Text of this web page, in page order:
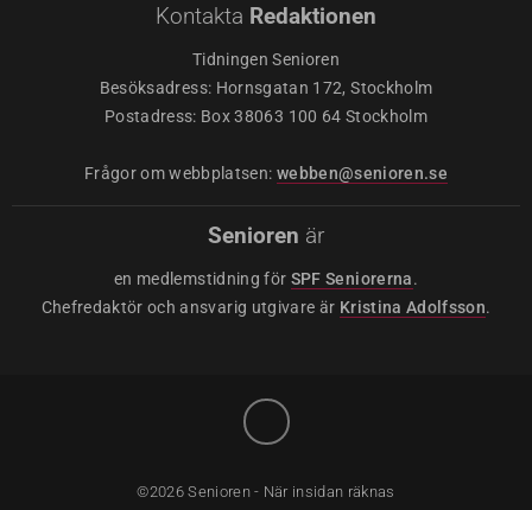
Kontakta Redaktionen
Tidningen Senioren
Besöksadress: Hornsgatan 172, Stockholm
Postadress: Box 38063 100 64 Stockholm
Frågor om webbplatsen: webben@senioren.se
Senioren är
en medlemstidning för SPF Seniorerna.
Chefredaktör och ansvarig utgivare är Kristina Adolfsson.
©2026 Senioren - När insidan räknas